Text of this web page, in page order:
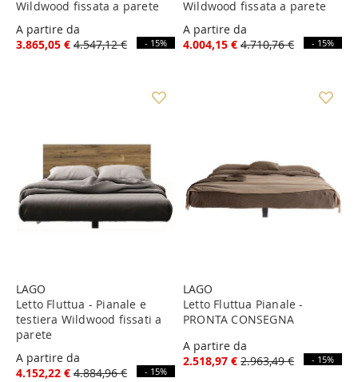
Wildwood fissata a parete
A partire da
3.865,05 € 4.547,12 € - 15%
Wildwood fissata a parete
A partire da
4.004,15 € 4.710,76 € - 15%
LAGO
Letto Fluttua - Pianale e
testiera Wildwood fissati a
parete
A partire da
4.152,22 € 4.884,96 € - 15%
LAGO
Letto Fluttua Pianale -
PRONTA CONSEGNA
A partire da
2.518,97 € 2.963,49 € - 15%